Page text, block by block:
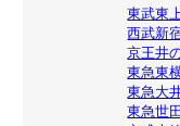
東武東
西武新
京王井
東急東
東急大
東急世